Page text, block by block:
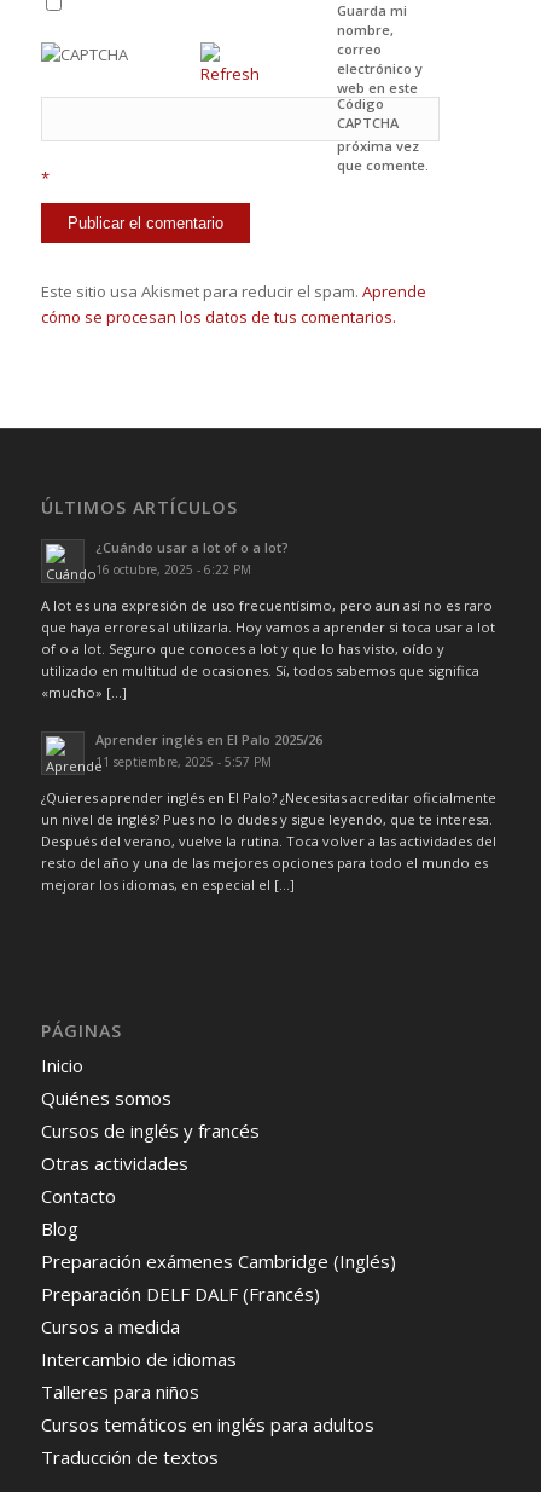
Guarda mi
nombre,
correo
electrónico y
web en este
navegador
para la
próxima vez
que comente.
Código
CAPTCHA
*
Este sitio usa Akismet para reducir el spam. Aprende
cómo se procesan los datos de tus comentarios.
ÚLTIMOS ARTÍCULOS
¿Cuándo usar a lot of o a lot?
16 octubre, 2025 - 6:22 PM
A lot es una expresión de uso frecuentísimo, pero aun así no es raro
que haya errores al utilizarla. Hoy vamos a aprender si toca usar a lot
of o a lot. Seguro que conoces a lot y que lo has visto, oído y
utilizado en multitud de ocasiones. Sí, todos sabemos que significa
«mucho» […]
Aprender inglés en El Palo 2025/26
11 septiembre, 2025 - 5:57 PM
¿Quieres aprender inglés en El Palo? ¿Necesitas acreditar oficialmente
un nivel de inglés? Pues no lo dudes y sigue leyendo, que te interesa.
Después del verano, vuelve la rutina. Toca volver a las actividades del
resto del año y una de las mejores opciones para todo el mundo es
mejorar los idiomas, en especial el […]
PÁGINAS
Inicio
Quiénes somos
Cursos de inglés y francés
Otras actividades
Contacto
Blog
Preparación exámenes Cambridge (Inglés)
Preparación DELF DALF (Francés)
Cursos a medida
Intercambio de idiomas
Talleres para niños
Cursos temáticos en inglés para adultos
Traducción de textos